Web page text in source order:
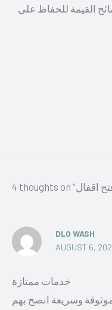
القيمة للحفاظ على
DLO WASH
AUGUST 6,
خدمات ممتازة
وسريعة انصح بهم